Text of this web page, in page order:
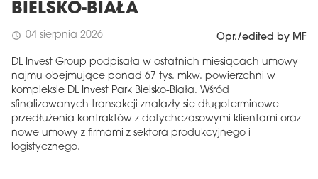
BIELSKO-BIAŁA
schedule 04 sierpnia 2026 Opr./edited by MF
DL Invest Group podpisała w ostatnich miesiącach umowy
najmu obejmujące ponad 67 tys. mkw. powierzchni w
kompleksie DL Invest Park Bielsko-Biała. Wśród
sfinalizowanych transakcji znalazły się długoterminowe
przedłużenia kontraktów z dotychczasowymi klientami oraz
nowe umowy z firmami z sektora produkcyjnego i
logistycznego.